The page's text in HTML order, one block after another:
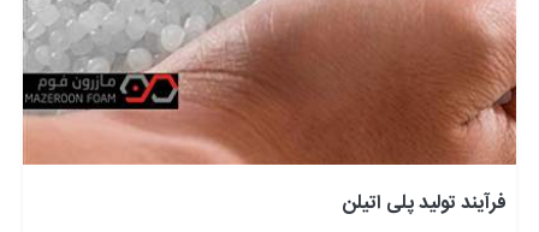
فرآیند تولید پلی اتیلن